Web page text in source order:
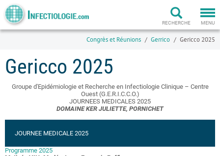
MENU
RECHERCHE
Congrès et Réunions Gerrico Gericco 2025
Gericco 2025
Groupe d'Epidémiologie et Recherche en Infectiologie Clinique – Centre
Ouest (G.E.R.I.C.C.O.)
JOURNEES MEDICALES 2025
DOMAINE KER JULIETTE, PORNICHET
JOURNEE MEDICALE 2025
Programme 2025